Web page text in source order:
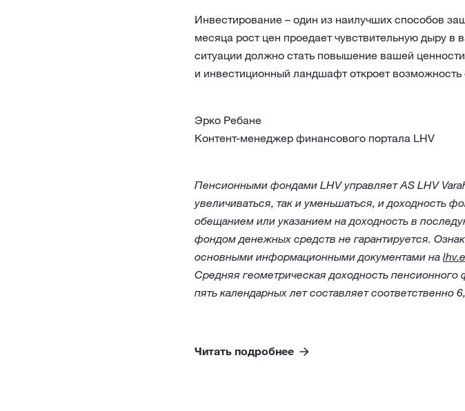
Инвестирование – один из наилучших способов
месяца рост цен проедает чувствительную дыру
ситуации должно стать повышение вашей
и инвестиционный ландшафт откроет
Эрко Ребане
Контент-менеджер финансового портала LHV
Пенсионными фондами LHV управляет AS LHV
увеличиваться, так и уменьшаться, и доходность
обещанием или указанием на доходность в
фондом денежных средств не гарантируется.
основными информационными документами на
Средняя геометрическая доходность
пять календарных лет составляет соответственно
Читать подробнее